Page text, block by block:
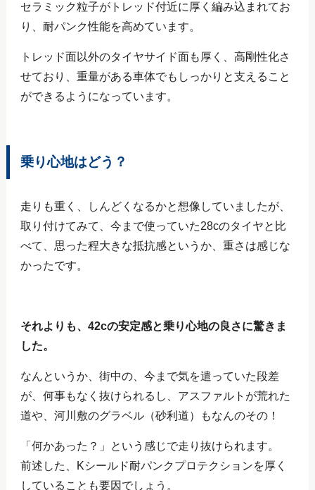
セラミック粒子がトレッド付近に厚く編み込まれてお
り、耐パンク性能を高めています。
トレッド面以外のタイヤサイド面も厚く、高剛性化さ
せており、重量がある車体でもしっかりと支えること
ができるようになっています。
乗り心地はどう？
走りも重く、しんどくなるかと想像していましたが、
取り付けてみて、今まで使っていた28cのタイヤと比
べて、思った程大きな抵抗感というか、重さは感じな
かったです。
それよりも、42cの安定感と乗り心地の良さに驚きま
した。
なんというか、街中の、今まで気を遣っていた段差
が、何事もなく抜けられるし、アスファルトが荒れた
道や、河川敷のグラベル（砂利道）もなんのその！
「何かあった？」という感じで走り抜けられます。
前述した、Kシールド耐パンクプロテクションを厚く
していることも要因でしょう。